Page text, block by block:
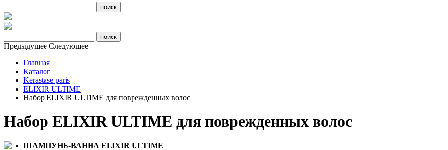
Предыдущее Следующее
Главная
Каталог
Kerastase paris
ELIXIR ULTIME
Набор ELIXIR ULTIME для поврежденных волос
Набор ELIXIR ULTIME для поврежденных волос
ШАМПУНЬ-ВАННА ELIXIR ULTIME